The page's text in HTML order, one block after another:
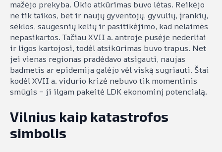
mažėjo prekyba. Ūkio atkūrimas buvo lėtas. Reikėjo
ne tik taikos, bet ir naujų gyventojų, gyvulių, įrankių,
sėklos, saugesnių kelių ir pasitikėjimo, kad nelaimės
nepasikartos. Tačiau XVII a. antroje pusėje nederliai
ir ligos kartojosi, todėl atsikūrimas buvo trapus. Net
jei vienas regionas pradėdavo atsigauti, naujas
badmetis ar epidemija galėjo vėl viską sugriauti. Štai
kodėl XVII a. vidurio krizė nebuvo tik momentinis
smūgis – ji ilgam pakeitė LDK ekonominį potencialą.
Vilnius kaip katastrofos
simbolis